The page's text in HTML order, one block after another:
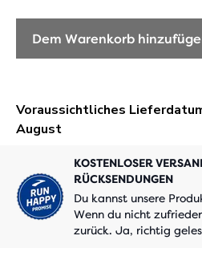
Dem Warenkorb
KOSTENLOSER
RÜCKSENDUNGEN
Du kannst unsere
Wenn du nicht
zurück. Ja, richtig